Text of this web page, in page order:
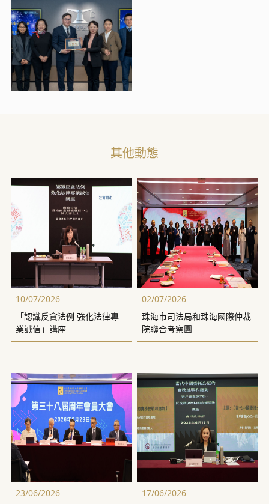
其他動態
10/07/2026
「認識反貪法例 強化法律專
業誠信」講座
02/07/2026
珠海市司法局和珠海國際仲裁
院聯合考察團
23/06/2026
17/06/2026